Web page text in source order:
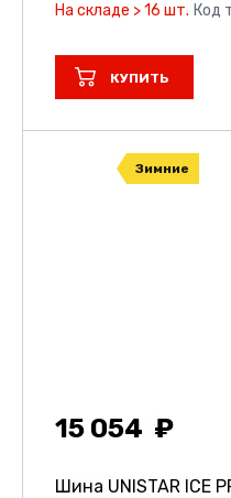
На складе > 16 шт. Код
КУПИТЬ
Зимние
15 054
Шина UNISTAR ICE